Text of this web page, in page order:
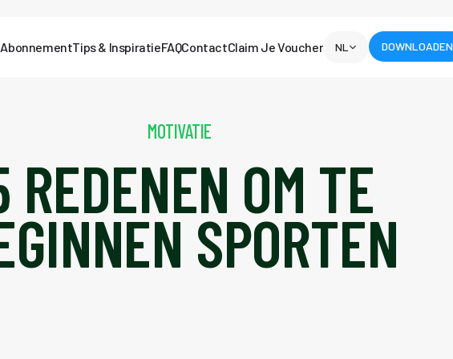
AbonnementTips & InspiratieFAQContactClaim Je Voucher NL DOWNLOADEN
MOTIVATIE
REDENEN OM TE
SPORTEN